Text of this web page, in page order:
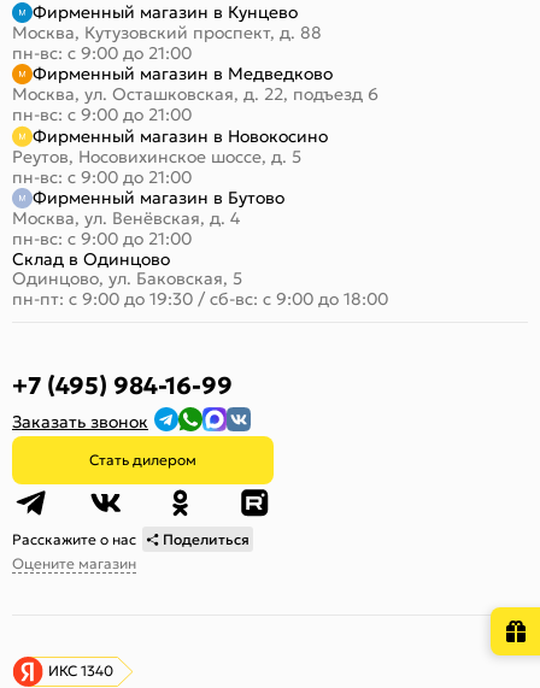
Фирменный магазин в Кунцево
Москва, Кутузовский проспект, д. 88
пн-вс: с 9:00 до 21:00
Фирменный магазин в Медведково
Москва, ул. Осташковская, д. 22, подъезд 6
пн-вс: с 9:00 до 21:00
Фирменный магазин в Новокосино
Реутов, Носовихинское шоссе, д. 5
пн-вс: с 9:00 до 21:00
Фирменный магазин в Бутово
Москва, ул. Венёвская, д. 4
пн-вс: с 9:00 до 21:00
Склад в Одинцово
Одинцово, ул. Баковская, 5
пн-пт: с 9:00 до 19:30 / сб-вс: с 9:00 до 18:00
+7 (495) 984-16-99
Заказать звонок
Стать дилером
Расскажите о нас
Поделиться
Оцените магазин
ИКС 1340